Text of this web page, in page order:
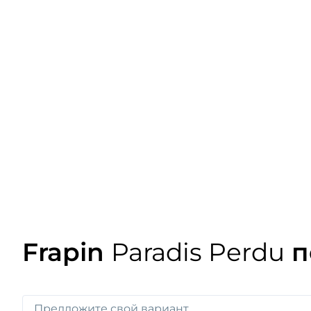
Frapin Paradis Perdu